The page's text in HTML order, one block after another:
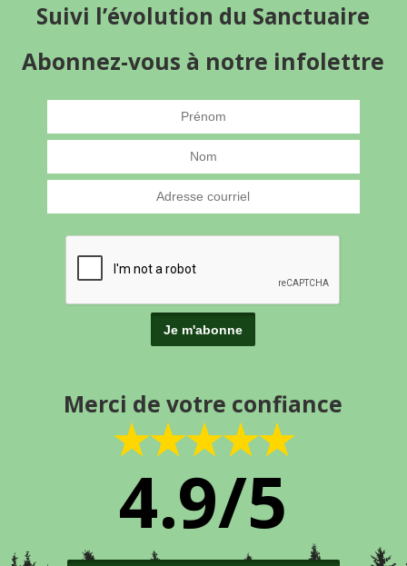
Suivi l’évolution du Sanctuaire
Abonnez-vous à notre infolettre
Merci de votre confiance
★★★★★
4.9/5